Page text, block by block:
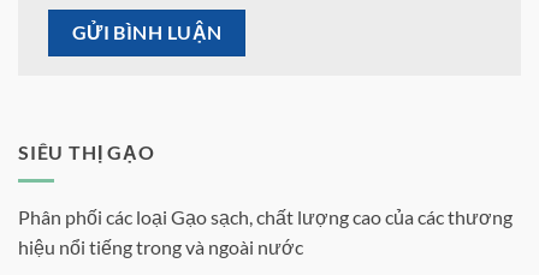
SIÊU THỊ GẠO
Phân phối các loại Gạo sạch, chất lượng cao của các thương
hiệu nổi tiếng trong và ngoài nước